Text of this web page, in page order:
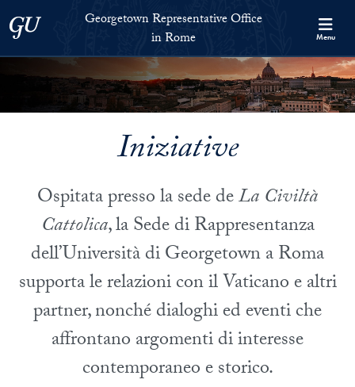
Georgetown UniversityGeorgetown Representative Office
in Rome
Menu
Iniziative
Ospitata presso la sede deLa Civiltà
Cattolica, la Sede di Rappresentanza
dell’Università di Georgetown a Roma
supporta le relazioni con il Vaticano e altri
partner, nonché dialoghi ed eventi che
affrontano argomenti di interesse
contemporaneo e storico.